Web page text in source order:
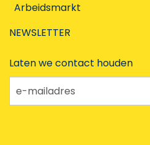
Arbeidsmarkt
NEWSLETTER
Laten we contact houden
e-mailadres